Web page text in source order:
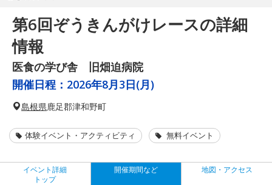
第6回ぞうきんがけレースの詳細
情報
医食の学び舎 旧畑迫病院
開催日程： 2026年8月3日(月)
島根県鹿足郡津和野町
体験イベント・アクティビティ 無料イベント
イベント詳細
トップ
開催期間など 地図・アクセス